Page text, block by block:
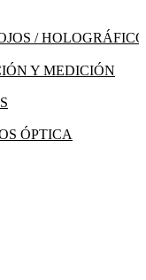
/
Y MEDICIÓN
ÓPTICA